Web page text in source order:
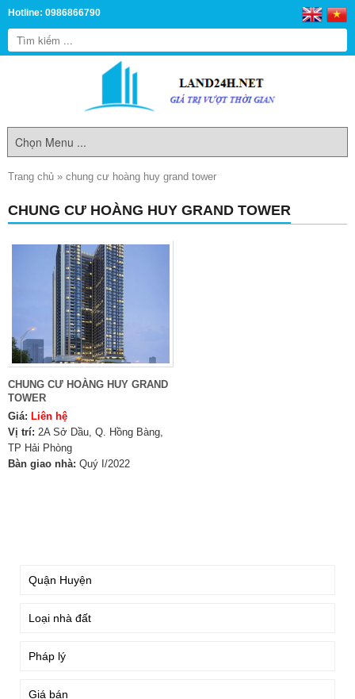
Hotline: 0986866790
Trang chủ » chung cư hoàng huy grand tower
CHUNG CƯ HOÀNG HUY GRAND TOWER
CHUNG CƯ HOÀNG HUY GRAND
TOWER
Giá: Liên hệ
Vị trí: 2A Sở Dầu, Q. Hồng Bàng,
TP Hải Phòng
Bàn giao nhà: Quý I/2022